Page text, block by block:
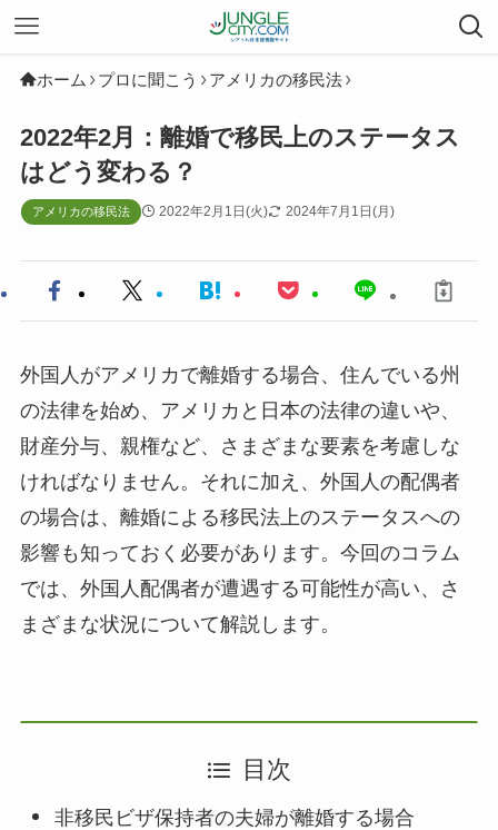
ホーム プロに聞こう アメリカの移民法
2022年2月：離婚で移民上のステータス
はどう変わる？
アメリカの移民法 2022年2月1日(火) 2024年7月1日(月)
外国人がアメリカで離婚する場合、住んでいる州
の法律を始め、アメリカと日本の法律の違いや、
財産分与、親権など、さまざまな要素を考慮しな
ければなりません。それに加え、外国人の配偶者
の場合は、離婚による移民法上のステータスへの
影響も知っておく必要があります。今回のコラム
では、外国人配偶者が遭遇する可能性が高い、さ
まざまな状況について解説します。
目次
非移民ビザ保持者の夫婦が離婚する場合